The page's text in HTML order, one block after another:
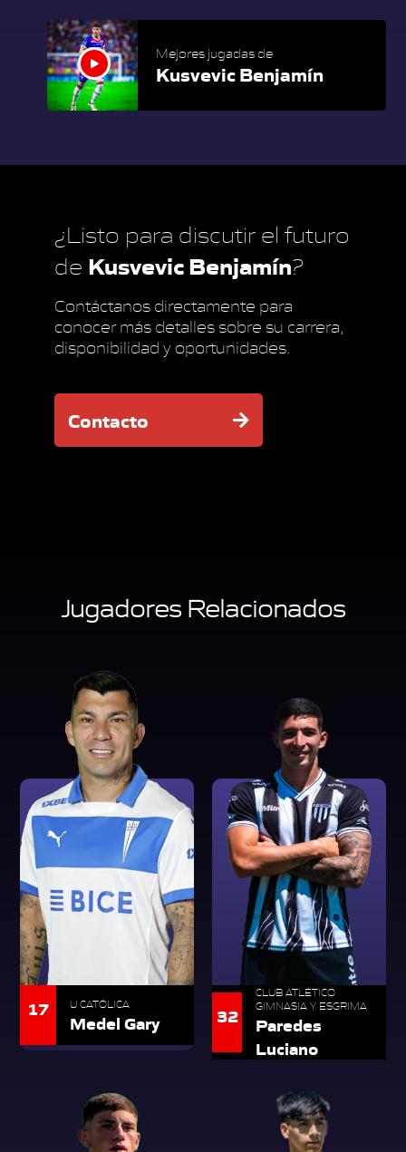
Mejores jugadas de
Kusvevic Benjamín
¿Listo para discutir el futuro
de Kusvevic Benjamín?
Contáctanos directamente para
conocer más detalles sobre su carrera,
disponibilidad y oportunidades.
Contacto
Jugadores Relacionados
17 U CATÓLICA
Medel Gary 32
CLUB ATLÉTICO
GIMNASIA Y ESGRIMA
Paredes
Luciano